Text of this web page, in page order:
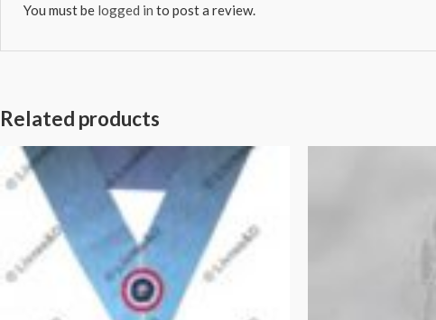
You must be logged in to post a review.
Related products